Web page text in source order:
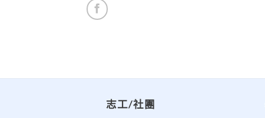
志工/社團